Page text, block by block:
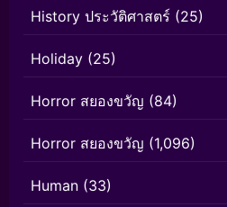
History ประวัติศาสตร์ (25)
Holiday (25)
Horror สยองขวัญ (84)
Horror สยองขวัญ (1,096)
Human (33)